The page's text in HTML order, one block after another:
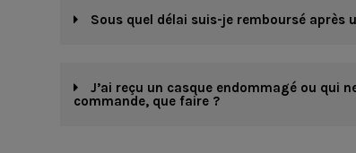
Sous quel délai suis-je remboursé après
J’ai reçu un casque endommagé ou qui
commande, que faire ?